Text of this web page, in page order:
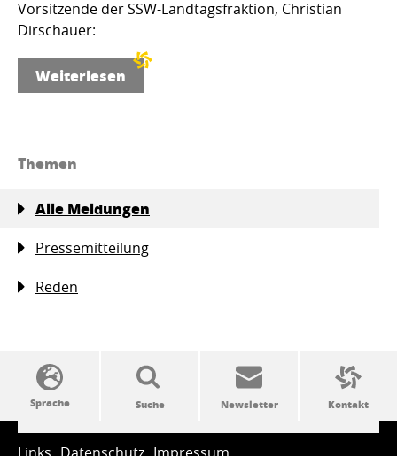
Vorsitzende der SSW-Landtagsfraktion, Christian
Dirschauer:
Weiterlesen
Themen
Alle Meldungen
Pressemitteilung
Reden
SSW-Politik von A bis Z